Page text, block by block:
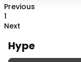
Previous
1
Next
Hype